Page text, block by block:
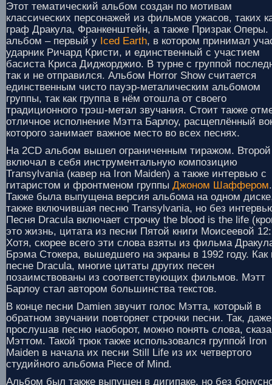
Этот тематический альбом создан по мотивам
классических персонажей из фильмов ужасов, таких
граф Дракула, Франкенштейн, а также Призрак Оперы.
альбом – первый у Iced Earth, в котором принимал
ударник Ричард Кристи, и единственный с участием
басиста Криса Диджорджио. В турне с группой
так и не отправился. Альбом Horror Show считается
единственным чисто пауэр-металическим альбомом
группы, так как группа в нём отошла от своего
традиционного трэш-метал звучания. Стоит также
отличное исполнение Мэтта Барлоу, расщеплённый
которого занимает важное место во всех песнях.
На 2CD альбом вышел ограниченным тиражом.
включал в себя инструментальную композицию
Transylvania (кавер на Iron Maiden) а также интервью с
гитаристом и фронтменом группы Джоном Шаффером.
Также была выпущена версия альбома на одном
также включившая песню Transylvania, но без
Песня Dracula включает строчку the blood is the life
это жизнь, цитата из песни Пятой книги Моисеевой
Хотя, скорее всего эти слова взяты из фильма
Брэма Стокера, вышедшего на экраны в 1992 году. Как
песне Dracula, многие цитаты других песен
позаимствованы из соответствующих фильмов. Мэтт
Барлоу стал автором большинства текстов.
В конце песни Damien звучит голос Мэтта, который в
обратном звучании повторяет строчки песни. Так, даже
прослушав песню наоборот, можно понять слова,
Мэттом. Такой трюк также использовался группой Iron
Maiden в начала их песни Still Life из их четвертого
студийного альбома Piece of Mind.
Альбом был также выпущен в дигипаке, но без